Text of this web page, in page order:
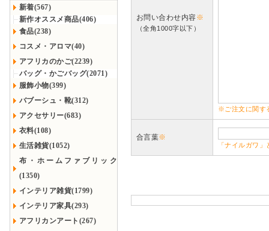
新着(567)
新作オススメ商品(406)
食品(238)
コスメ・アロマ(40)
アフリカのかご(2239)
バッグ・かごバッグ(2071)
服飾小物(399)
バブーシュ・靴(312)
アクセサリー(683)
衣料(108)
生活雑貨(1052)
布・ホームファブリック
(1350)
インテリア雑貨(1799)
インテリア家具(293)
アフリカンアート(267)
お問い合わせ内容※
（全角1000字以下）
※ご注文に関す
合言葉※
「ナイルガワ